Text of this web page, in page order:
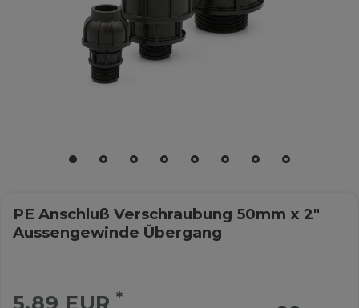
PE Anschluß Verschraubung 50mm x 2"
Aussengewinde Übergang
*